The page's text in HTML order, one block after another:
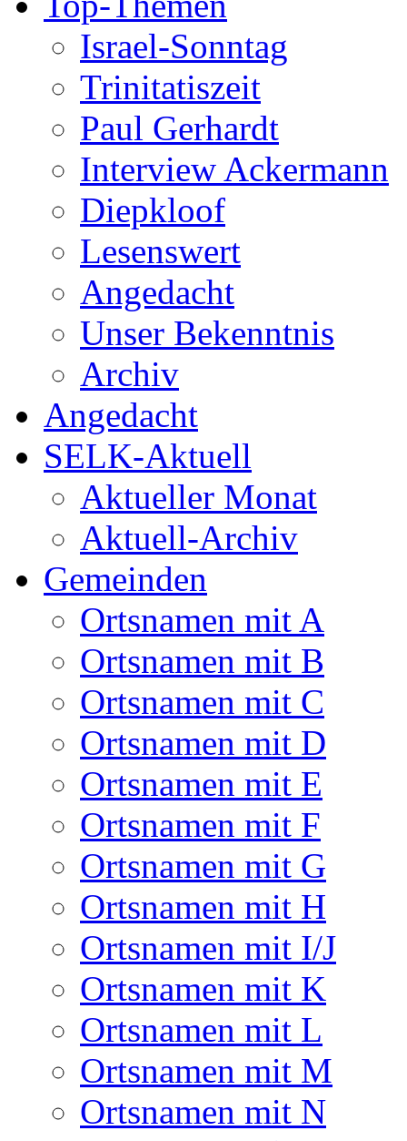
Israel-Sonntag
Trinitatiszeit
Paul Gerhardt
Interview Ackermann
Diepkloof
Lesenswert
Angedacht
Unser Bekenntnis
Archiv
Angedacht
SELK-Aktuell
Aktueller Monat
Aktuell-Archiv
Gemeinden
Ortsnamen mit A
Ortsnamen mit B
Ortsnamen mit C
Ortsnamen mit D
Ortsnamen mit E
Ortsnamen mit F
Ortsnamen mit G
Ortsnamen mit H
Ortsnamen mit I/J
Ortsnamen mit K
Ortsnamen mit L
Ortsnamen mit M
Ortsnamen mit N